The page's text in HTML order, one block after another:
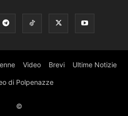
Video Brevi Ultime Notizie
di Polpenazze
©